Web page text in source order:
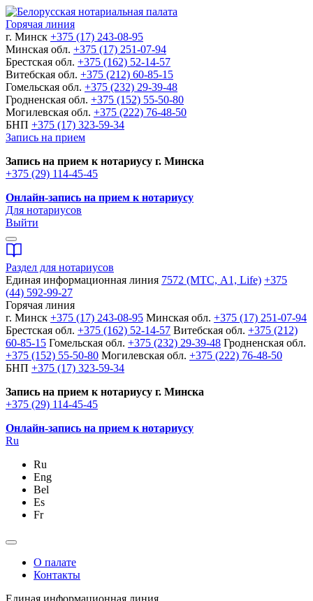
Горячая линия
г. Минск +375 (17) 243-08-95
Минская обл. +375 (17) 251-07-94
Брестская обл. +375 (162) 52-14-57
Витебская обл. +375 (212) 60-85-15
Гомельская обл. +375 (232) 29-39-48
Гродненская обл. +375 (152) 55-50-80
Могилевская обл. +375 (222) 76-48-50
БНП +375 (17) 323-59-34
Запись на прием
Запись на прием к нотариусу г. Минска
+375 (29) 114-45-45
Онлайн-запись на прием к нотариусу
Для нотариусов
Выйти
Раздел для нотариусов
Единая информационная линия 7572 (МТС, A1, Life) +375
(44) 592-99-27
Горячая линия
г. Минск +375 (17) 243-08-95 Минская обл. +375 (17) 251-07-94
Брестская обл. +375 (162) 52-14-57 Витебская обл. +375 (212)
60-85-15 Гомельская обл. +375 (232) 29-39-48 Гродненская обл.
+375 (152) 55-50-80 Могилевская обл. +375 (222) 76-48-50
БНП +375 (17) 323-59-34
Запись на прием к нотариусу г. Минска
+375 (29) 114-45-45
Онлайн-запись на прием к нотариусу
Ru
Ru
Eng
Bel
Es
Fr
О палате
Контакты
Единая информационная линия